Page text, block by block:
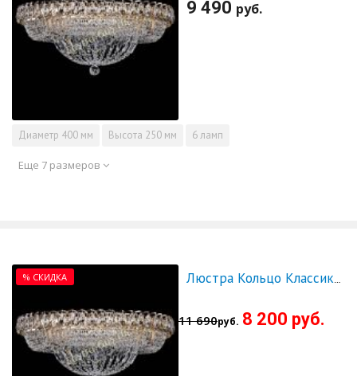
9 490 руб.
Диаметр 400 мм Высота 250 мм 6 ламп
Еще 7 размеров
% СКИДКА Люстра Кольцо Классика 500 мм - СКИДКА!!!
11 690руб. 8 200 руб.